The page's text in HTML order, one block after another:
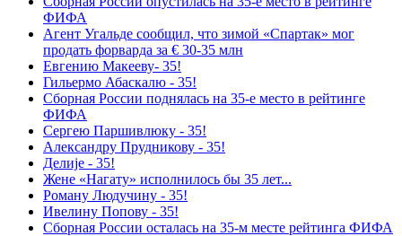
ФИФА
Агент Угальде сообщил, что зимой «Спартак» мог
продать форварда за € 30-35 млн
Евгению Макееву- 35!
Гильермо Абаскалю - 35!
Сборная России поднялась на 35-е место в рейтинге
ФИФА
Сергею Паршивлюку - 35!
Александру Прудникову - 35!
Делиjе - 35!
Жене «Нагату» исполнилось бы 35 лет...
Роману Людучину - 35!
Ивелину Попову - 35!
Сборная России осталась на 35-м месте рейтинга ФИФА